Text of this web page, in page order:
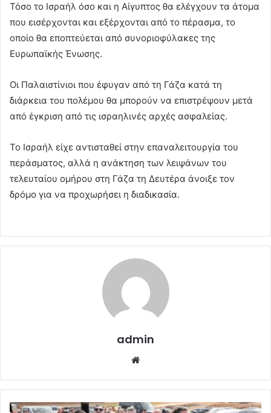
Τόσο το Ισραήλ όσο και η Αίγυπτος θα ελέγχουν τα άτομα
που εισέρχονται και εξέρχονται από το πέρασμα, το
οποίο θα εποπτεύεται από συνοριοφύλακες της
Ευρωπαϊκής Ένωσης.
Οι Παλαιστίνιοι που έφυγαν από τη Γάζα κατά τη
διάρκεια του πολέμου θα μπορούν να επιστρέψουν μετά
από έγκριση από τις ισραηλινές αρχές ασφαλείας.
Το Ισραήλ είχε αντισταθεί στην επαναλειτουργία του
περάσματος, αλλά η ανάκτηση των λειψάνων του
τελευταίου ομήρου στη Γάζα τη Δευτέρα άνοιξε τον
δρόμο για να προχωρήσει η διαδικασία.
admin